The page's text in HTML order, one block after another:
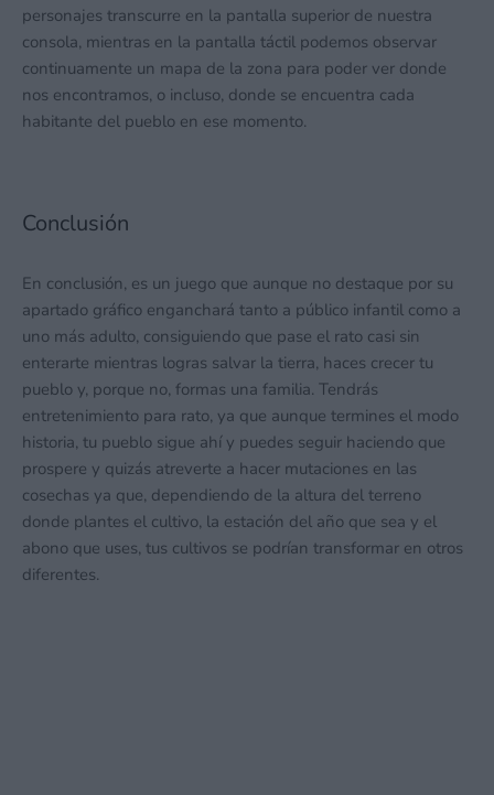
personajes transcurre en la pantalla superior de nuestra
consola, mientras en la pantalla táctil podemos observar
continuamente un mapa de la zona para poder ver donde
nos encontramos, o incluso, donde se encuentra cada
habitante del pueblo en ese momento.
Conclusión
En conclusión, es un juego que aunque no destaque por su
apartado gráfico enganchará tanto a público infantil como a
uno más adulto, consiguiendo que pase el rato casi sin
enterarte mientras logras salvar la tierra, haces crecer tu
pueblo y, porque no, formas una familia. Tendrás
entretenimiento para rato, ya que aunque termines el modo
historia, tu pueblo sigue ahí y puedes seguir haciendo que
prospere y quizás atreverte a hacer mutaciones en las
cosechas ya que, dependiendo de la altura del terreno
donde plantes el cultivo, la estación del año que sea y el
abono que uses, tus cultivos se podrían transformar en otros
diferentes.